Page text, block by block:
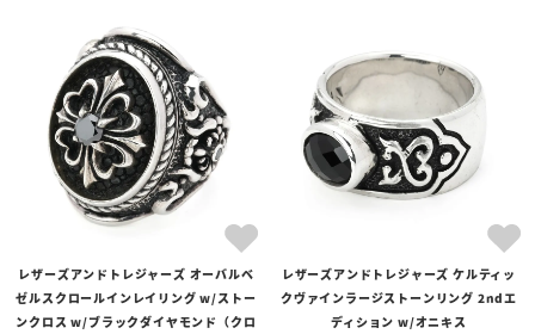
レザーズアンドトレジャーズ オーバルベ
ゼルスクロールインレイリング w/ストー
ンクロス w/ブラックダイヤモンド（クロ
レザーズアンドトレジャーズ ケルティッ
クヴァインラージストーンリング 2ndエ
ディション w/オニキス